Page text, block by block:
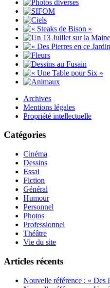
Archives
Mentions légales
Propriété intellectuelle
Catégories
Cinéma
Dessins
Essai
Fiction
Général
Humour
Personnel
Photos
Professionnel
Théâtre
Vie du site
Articles récents
Nouvelle référence : « Des